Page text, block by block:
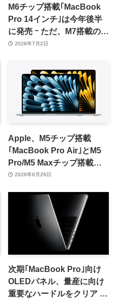
M6チップ搭載｢MacBook
Pro 14インチ｣は今年後半
に発売 ｰ ただ、M7搭載の刷
新モデルが2027年前半に続
2026年7月2日
Apple、M5チップ搭載
｢MacBook Pro Air｣とM5
Pro/M5 Maxチップ搭載
｢MacBook Pro｣の整備済
2026年6月26日
次期｢MacBook Pro｣向け
OLEDパネル、量産に向け
重要なハードルをクリア ｰ